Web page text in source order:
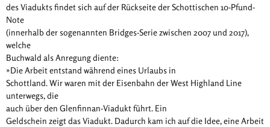
des Viadukts findet sich auf der Rückseite der Schottischen 10-Pfund-
Note
(innerhalb der sogenannten Bridges-Serie zwischen 2007 und 2017),
welche
Buchwald als Anregung diente:
»Die Arbeit entstand während eines Urlaubs in
Schottland. Wir waren mit der Eisenbahn der West Highland Line
unterwegs, die
auch über den Glenfinnan-Viaduktführt. Ein
Geldschein zeigt das Viadukt. Dadurch kam ich auf die Idee, eine Arbeit